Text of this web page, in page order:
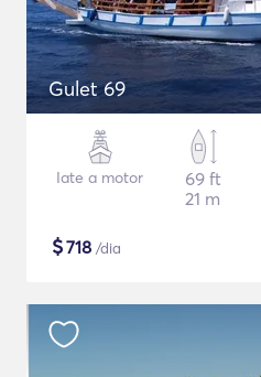
Gulet 69
Iate a motor
69 ft
21 m
$718 /dia